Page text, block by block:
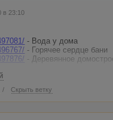
в 23:10
- Вода у дома
- Горячее сердце бани
- Деревянное
- Снежный человек.
- Гурмания 2. Большие
/ Скрыть ветку